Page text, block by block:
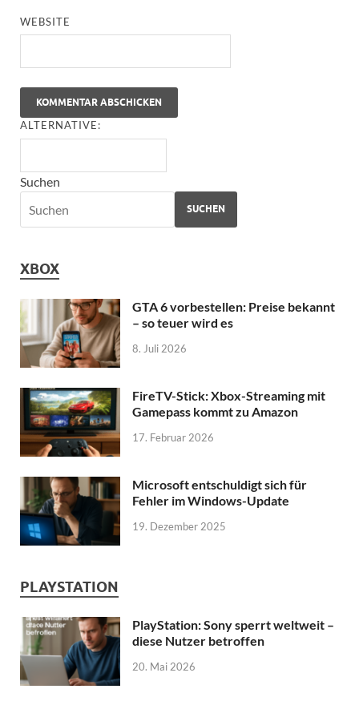
WEBSITE
ALTERNATIVE:
Suchen
SUCHEN
XBOX
GTA 6 vorbestellen: Preise bekannt
– so teuer wird es
8. Juli 2026
FireTV-Stick: Xbox-Streaming mit
Gamepass kommt zu Amazon
17. Februar 2026
Microsoft entschuldigt sich für
Fehler im Windows-Update
19. Dezember 2025
PLAYSTATION
PlayStation: Sony sperrt weltweit –
diese Nutzer betroffen
20. Mai 2026